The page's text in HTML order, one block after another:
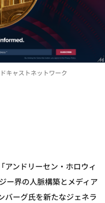
キャストネットワーク
アンドリーセン・ホロウィ
ー界の人脈構築とメディア
バーグ氏を新たなジェネラ